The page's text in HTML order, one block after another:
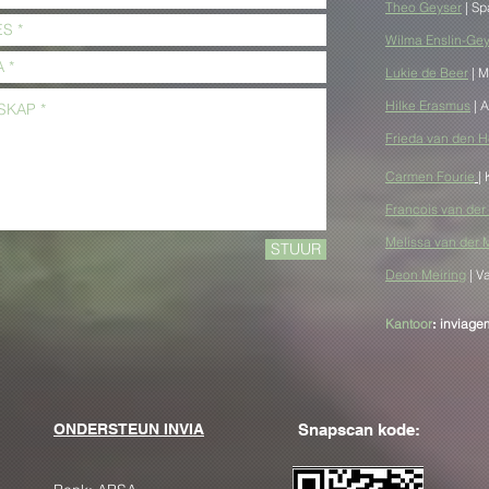
met ‘n doek
Wysheid oor: Donkie-ore
STUUR
Theo Geyser |
Wilma Enslin-
Lukie de Beer |
Hilke Erasmus |
Frieda van den
Carmen Fourie |
Francois van der
Melissa van der
Deon Meiring |
Kantoor:
Snapscan kode:
ONDERSTEUN INVIA